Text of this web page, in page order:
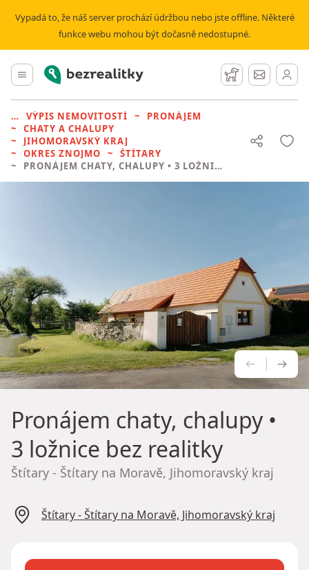
Vypadá to, že náš server prochází údržbou nebo jste offline. Některé
funkce webu mohou být dočasně nedostupné.
Hlavní menu
Bezrealitky Hlídací pes
Zprávy
VÝPIS NEMOVITOSTÍ
PRONÁJEM
CHATY A CHALUPY
JIHOMORAVSKÝ KRAJ
OKRES ZNOJMO
ŠTÍTARY
PRONÁJEM CHATY, CHALUPY • 3 LOŽNICE BEZ REALITKY
Pronájem chaty, chalupy•
3 ložnice bez realitky
Štítary - Štítary na Moravě, Jihomoravský kraj
Štítary - Štítary na Moravě, Jihomoravský kraj